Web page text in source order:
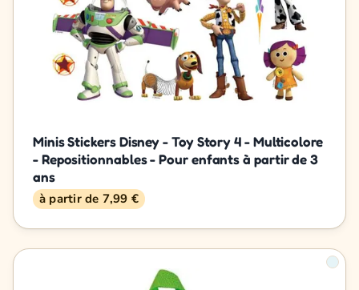
Minis Stickers Disney - Toy Story 4 - Multicolore
- Repositionnables - Pour enfants à partir de 3
ans
à partir de 7,99 €